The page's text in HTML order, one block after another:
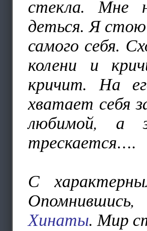
стекла. Мне
деться. Я
самого себя.
колени и
кричит. На
хватает себя
любимой, а
трескается….
С
Хинаты. Мир